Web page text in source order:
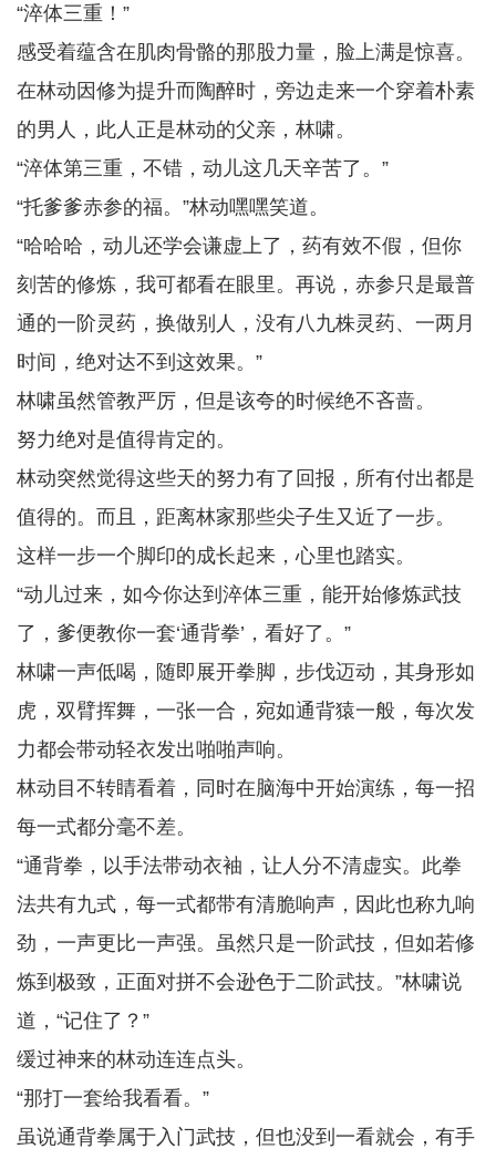
“淬体三重！”
感受着蕴含在肌肉骨骼的那股力量，脸上满是惊喜。
在林动因修为提升而陶醉时，旁边走来一个穿着朴素
的男人，此人正是林动的父亲，林啸。
“淬体第三重，不错，动儿这几天辛苦了。”
“托爹爹赤参的福。”林动嘿嘿笑道。
“哈哈哈，动儿还学会谦虚上了，药有效不假，但你
刻苦的修炼，我可都看在眼里。再说，赤参只是最普
通的一阶灵药，换做别人，没有八九株灵药、一两月
时间，绝对达不到这效果。”
林啸虽然管教严厉，但是该夸的时候绝不吝啬。
努力绝对是值得肯定的。
林动突然觉得这些天的努力有了回报，所有付出都是
值得的。而且，距离林家那些尖子生又近了一步。
这样一步一个脚印的成长起来，心里也踏实。
“动儿过来，如今你达到淬体三重，能开始修炼武技
了，爹便教你一套‘通背拳’，看好了。”
林啸一声低喝，随即展开拳脚，步伐迈动，其身形如
虎，双臂挥舞，一张一合，宛如通背猿一般，每次发
力都会带动轻衣发出啪啪声响。
林动目不转睛看着，同时在脑海中开始演练，每一招
每一式都分毫不差。
“通背拳，以手法带动衣袖，让人分不清虚实。此拳
法共有九式，每一式都带有清脆响声，因此也称九响
劲，一声更比一声强。虽然只是一阶武技，但如若修
炼到极致，正面对拼不会逊色于二阶武技。”林啸说
道，“记住了？”
缓过神来的林动连连点头。
“那打一套给我看看。”
虽说通背拳属于入门武技，但也没到一看就会，有手